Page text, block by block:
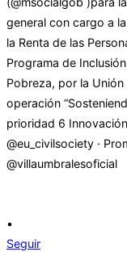
•
Seguir